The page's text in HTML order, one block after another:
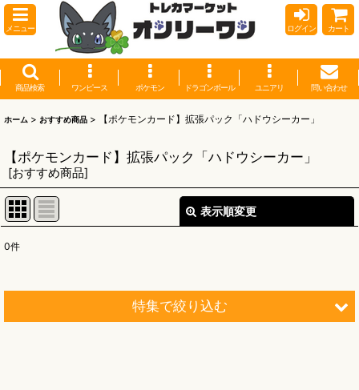
メニュー ログイン カート
商品検索 ワンピース ポケモン ドラゴンボール ユニアリ 問い合わせ
ホーム > おすすめ商品 > 【ポケモンカード】拡張パック「ハドウシーカー」
【ポケモンカード】拡張パック「ハドウシーカー」
[おすすめ商品]
表示順変更
0件
特集で絞り込む